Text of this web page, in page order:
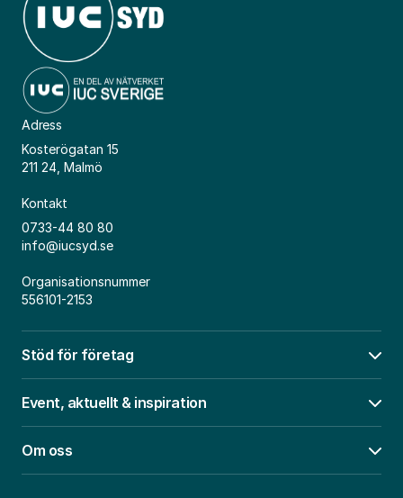
Adress
Kosterögatan 15
211 24, Malmö
Kontakt
0733-44 80 80
info@iucsyd.se
Organisationsnummer
556101-2153
Stöd för företag
Event, aktuellt & inspiration
Om oss